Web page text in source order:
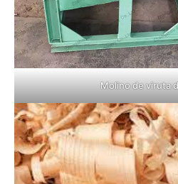
Molino de viruta